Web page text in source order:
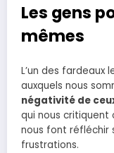
Les gens
mêmes
L’un des fardeaux
auxquels nous
négativité de
qui nous critiquent
nous font réfléchir
frustrations.